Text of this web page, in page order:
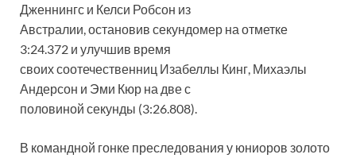
Дженнингс и Келси Робсон из
Австралии, остановив секундомер на отметке
3:24.372 и улучшив время
своих соотечественниц Изабеллы Кинг, Михаэлы
Андерсон и Эми Кюр на две с
половиной секунды (3:26.808).
В командной гонке преследования у юниоров золото